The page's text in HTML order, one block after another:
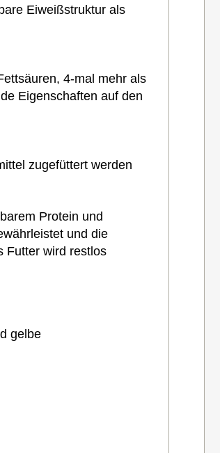
Eiweißstruktur als
4-mal mehr als
Eigenschaften auf den
zugefüttert werden
Protein und
und die
Futter wird restlos
gelbe